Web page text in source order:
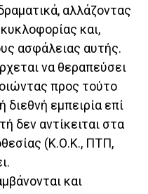
αλλάζοντας
και,
ασφάλειας αυτής.
να θεραπεύσει
προς τούτο
διεθνή εμπειρία επί
δεν αντίκειται στα
(Κ.Ο.Κ., ΠΤΠ,
και